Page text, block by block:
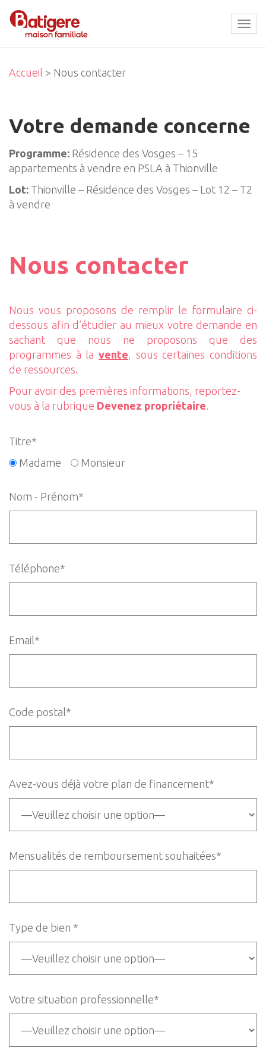
Accueil > Nous contacter
Votre demande concerne
Programme: Résidence des Vosges – 15
appartements à vendre en PSLA à Thionville
Lot: Thionville – Résidence des Vosges – Lot 12 – T2
à vendre
Nous contacter
Nous vous proposons de remplir le formulaire ci-
dessous afin d’étudier au mieux votre demande en
sachant que nous ne proposons que des
programmes à la vente, sous certaines conditions
de ressources.
Pour avoir des premières informations, reportez-
vous à la rubrique Devenez propriétaire.
Titre*
Madame
Monsieur
Nom - Prénom*
Téléphone*
Email*
Code postal*
Avez-vous déjà votre plan de financement*
Mensualités de remboursement souhaitées*
Type de bien *
Votre situation professionnelle*